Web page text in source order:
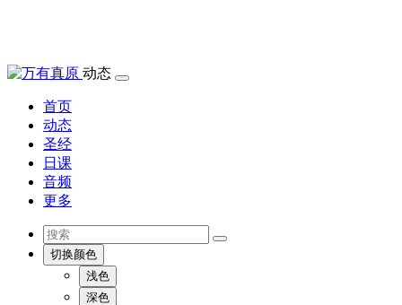
动态
首页
动态
圣经
日课
音频
更多
切换颜色
浅色
深色